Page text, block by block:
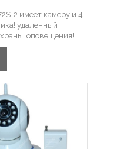
2 имеет камеру и 4
удаленный
оповещения!